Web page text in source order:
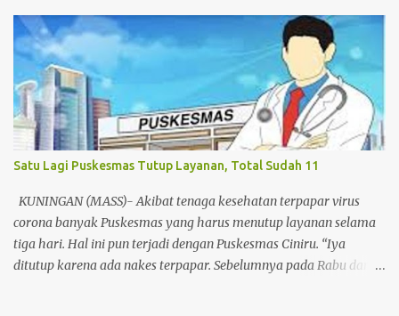
r
Satu Lagi Puskesmas Tutup Layanan, Total Sudah 11
KUNINGAN (MASS)- Akibat tenaga kesehatan terpapar virus
corona banyak Puskesmas yang harus menutup layanan selama
tiga hari. Hal ini pun terjadi dengan Puskesmas Ciniru. “Iya
ditutup karena ada nakes terpapar. Sebelumnya pada Rabu dan